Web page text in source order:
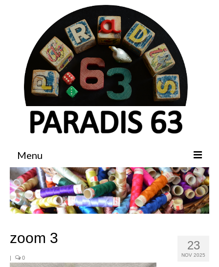
Menu
Accueil
Boutique
Déco
Mobilier
23
NOV 2025
zoom 3
| 0